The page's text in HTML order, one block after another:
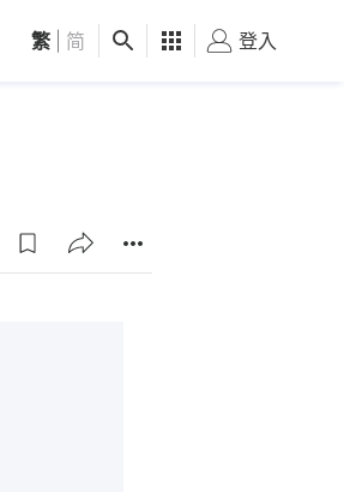
觀點 健康 好食玩飛
繁 简 登入